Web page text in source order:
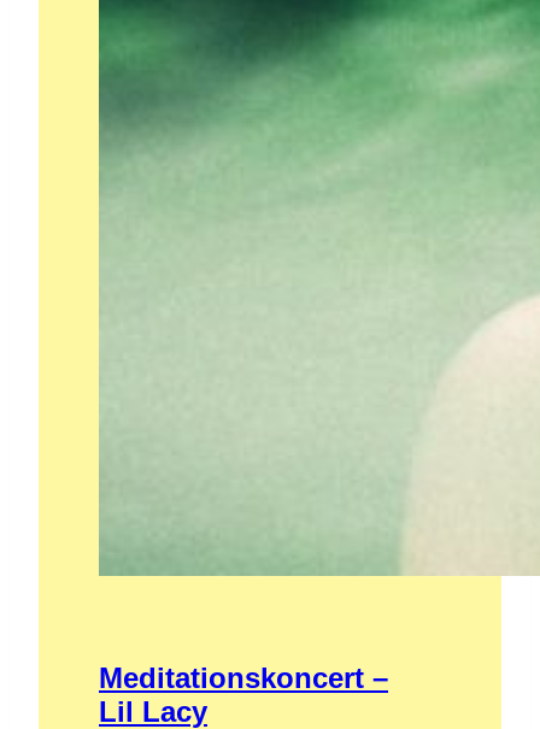
Meditationskoncert –
Lil Lacy